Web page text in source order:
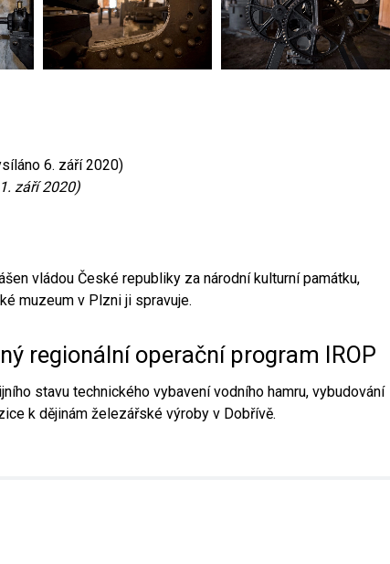
6. září 2020)
září 2020)
vládou České republiky za národní kulturní památku,
muzeum v Plzni ji spravuje.
regionální operační program IROP
stavu technického vybavení vodního hamru, vybudování
k dějinám železářské výroby v Dobřívě.